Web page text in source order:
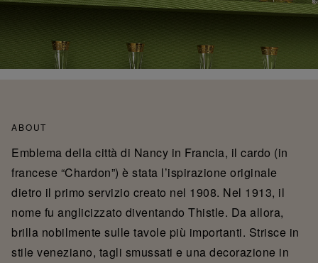
ABOUT
Emblema della città di Nancy in Francia, il cardo (in
francese “Chardon”) è stata l’ispirazione originale
dietro il primo servizio creato nel 1908. Nel 1913, il
nome fu anglicizzato diventando Thistle. Da allora,
brilla nobilmente sulle tavole più importanti. Strisce in
stile veneziano, tagli smussati e una decorazione in